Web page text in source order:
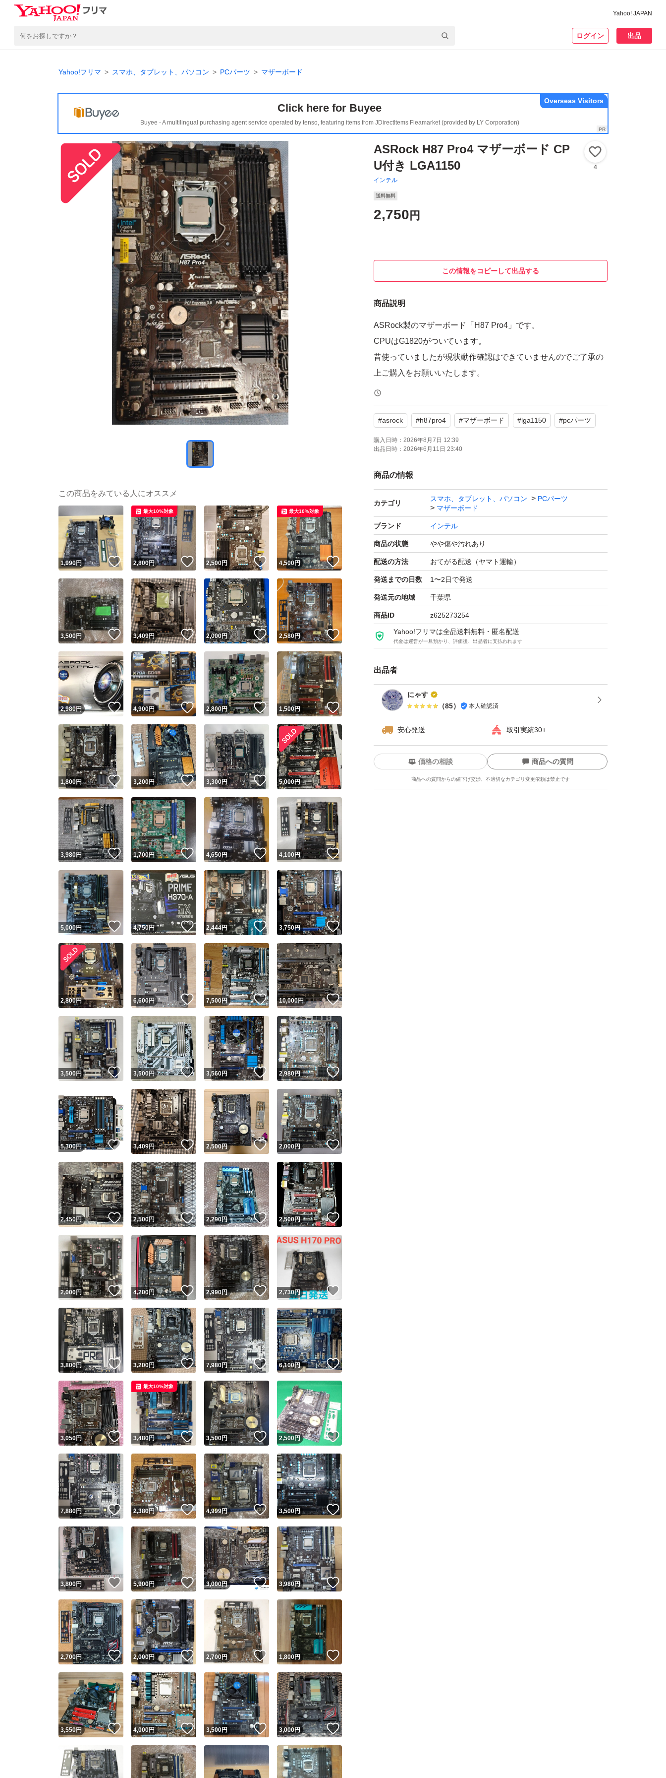
Yahoo! JAPAN
ログイン 出品
Yahoo!フリマ スマホ、タブレット、パソコン PCパーツ マザーボード
Click here for Buyee
Buyee - A multilingual purchasing agent service operated by tenso, featuring items from JDirectItems Fleamarket (provided by LY Corporation)
Overseas Visitors
1/1
ASRock H87 Pro4 マザーボード CP
U付き LGA1150
インテル
4
送料無料
2,750 円
この情報をコピーして出品する
商品説明
ASRock製のマザーボード「H87 Pro4」です。
CPUはG1820がついています。
昔使っていましたが現状動作確認はできていませんのでご了承の
上ご購入をお願いいたします。
#asrock #h87pro4 #マザーボード #lga1150 #pcパーツ
購入日時： 2026年8月7日 12:39
出品日時： 2026年6月11日 23:40
商品の情報
カテゴリ
スマホ、タブレット、パソコン
PCパーツ
マザーボード
ブランド インテル
商品の状態 やや傷や汚れあり
配送の方法 おてがる配送（ヤマト運輸）
発送までの日数 1〜2日で発送
発送元の地域 千葉県
商品ID z625273254
Yahoo!フリマは全品送料無料・匿名配送
代金は運営が一旦預かり、評価後、出品者に支払われます
出品者
にゃす
（85） 本人確認済
安心発送 取引実績30+
ユーザーの実績について
Yahoo!フリマが定めた一定の基準を満たしたユーザーにバッジを付与しています
安心取引出品者
安心取引出品者 Yahoo!フリマの基準をクリアした安心・安全なユーザーです
取引実績
取引実績◯+ このユーザーはYahoo!フリマの取引を完了させた実績があります
他フリマ実績◯+ このユーザーは他フリマサービスでの取引実績があります
スピード&安心発送
※このバッジは実績に基づく表示であり、発送を保証しているものではありません
スピード＆安心発送
このユーザーは高頻度で24時間以内＆設定した発送日数内に発送してい
ます
スピード発送 このユーザーは高頻度で24時間以内に発送しています
安心発送 このユーザーは設定した発送日数内に発送しています
価格の相談 商品への質問
商品への質問からの値下げ交渉、不適切なカテゴリ変更依頼は禁止です
この商品の情報をコピーします
商品画像の無断転載は禁止されています
コピーは1商品につき1回です
出品ページへ
キャンセル
この商品をみている人にオススメ
1,990円 いいね！
2,800円 いいね！
最大10%対象
2,500円 いいね！
4,500円
最大10%対象
3,500円 いいね！
3,409円 いいね！
2,000円 いいね！
2,580円
2,980円 いいね！
4,900円 いいね！
2,800円 いいね！
1,500円 いいね！
1,800円 いいね！
3,200円 いいね！
3,300円 いいね！
5,000円
3,980円 いいね！
1,700円 いいね！
4,650円 いいね！
4,100円
5,000円 いいね！
4,750円 いいね！
2,444円 いいね！
3,750円 いいね！
2,800円 6,600円 いいね！
7,500円 いいね！
10,000円 いいね！
3,500円 いいね！
3,500円 いいね！
3,560円 いいね！
2,980円
5,300円 いいね！
3,409円 いいね！
2,500円 いいね！
2,000円 いいね！
2,450円 いいね！
2,500円 いいね！
2,290円 いいね！
2,500円
2,000円 いいね！
4,200円 いいね！
2,990円 いいね！
2,730円
3,800円 いいね！
3,200円 いいね！
7,980円 いいね！
6,100円 いいね！
3,050円 いいね！
3,480円 いいね！
最大10%対象
3,500円 いいね！
2,500円
7,880円 いいね！
2,380円 いいね！
4,999円 いいね！
3,500円
3,800円 いいね！
5,900円 いいね！
3,000円 いいね！
3,980円
2,700円 いいね！
2,000円 いいね！
2,700円 いいね！
1,800円
3,550円 いいね！
4,000円 いいね！
3,500円 いいね！
3,000円 いいね！